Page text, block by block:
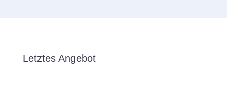
Letztes Angebot